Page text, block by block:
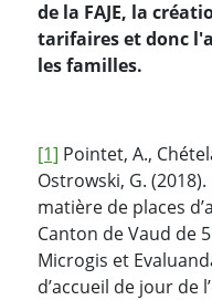
de la FAJE, la
tarifaires et donc
les familles.
[1] Pointet, A.,
Ostrowski, G.
matière de places
Canton de Vaud de
Microgis et
d’accueil de jour de